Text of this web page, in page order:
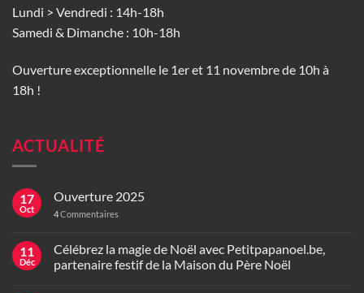
Lundi > Vendredi : 14h-18h
Samedi & Dimanche : 10h-18h
Ouverture exceptionnelle le 1er et 11 novembre de 10h à
18h !
ACTUALITÉ
17
Oct
Ouverture 2025
4Commentaires
11
Déc
Célébrez la magie de Noël avec Petitpapanoel.be,
partenaire festif de la Maison du Père Noël